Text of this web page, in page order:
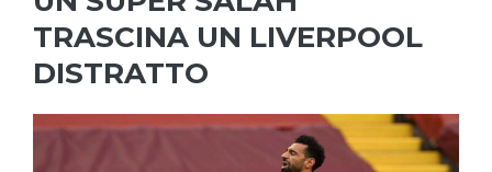
TRASCINA UN LIVERPOOL
DISTRATTO